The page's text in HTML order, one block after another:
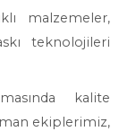
malzemeler,
teknolojileri
kalite
ekiplerimiz,